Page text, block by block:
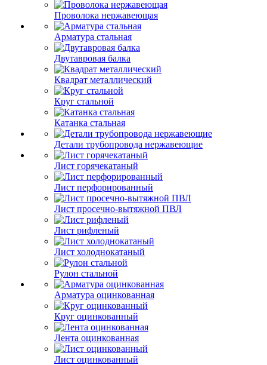
Проволока нержавеющая
Арматура стальная
Двутавровая балка
Квадрат металлический
Круг стальной
Катанка стальная
Детали трубопровода нержавеющие
Лист горячекатаный
Лист перфорированный
Лист просечно-вытяжной ПВЛ
Лист рифленый
Лист холоднокатаный
Рулон стальной
Арматура оцинкованная
Круг оцинкованный
Лента оцинкованная
Лист оцинкованный